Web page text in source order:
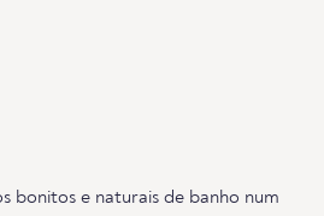
bonitos e naturais de banho num